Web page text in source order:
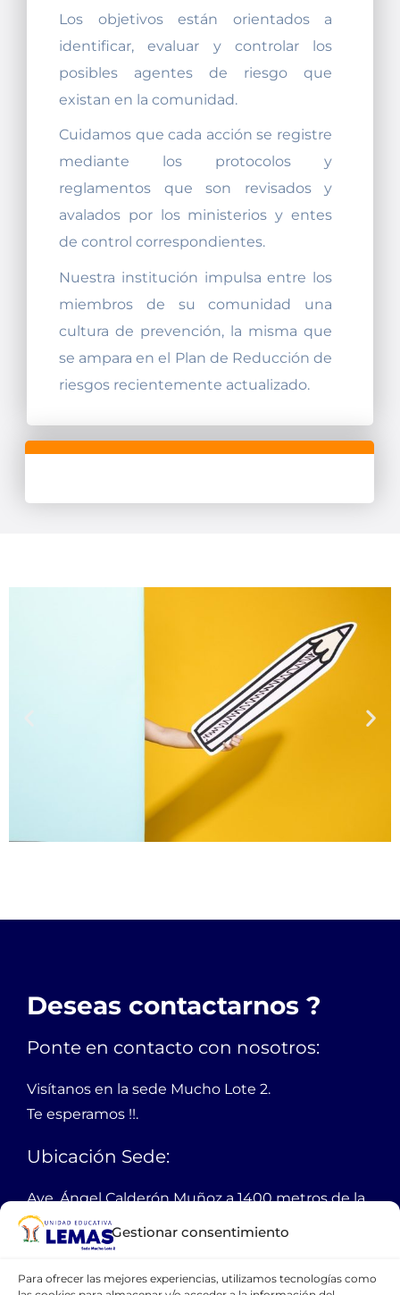
Gestionar consentimiento
Para ofrecer las mejores experiencias, utilizamos tecnologías como
Los objetivos están orientados a
identificar, evaluar y controlar los
posibles agentes de riesgo que
existan en la comunidad.
Cuidamos que cada acción se registre
mediante los protocolos y
reglamentos que son revisados y
avalados por los ministerios y entes
de control correspondientes.
Nuestra institución impulsa entre los
miembros de su comunidad una
cultura de prevención, la misma que
se ampara en el Plan de Reducción de
riesgos recientemente actualizado.
Deseas contactarnos ?
Ponte en contacto con nosotros:
Visítanos en la sede Mucho Lote 2.
Te esperamos !!.
Ubicación Sede:
Ave. Ángel Calderón Muñoz a 1400 metros de la
autopista Narcisa de Jesús
Guayaquil Ecuador